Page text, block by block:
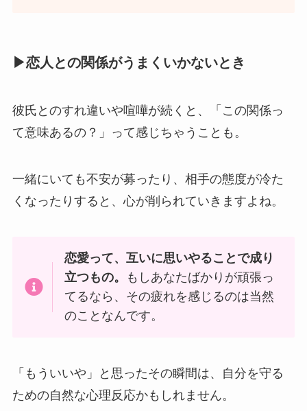
▶恋人との関係がうまくいかないとき
彼氏とのすれ違いや喧嘩が続くと、「この関係っ
て意味あるの？」って感じちゃうことも。
一緒にいても不安が募ったり、相手の態度が冷た
くなったりすると、心が削られていきますよね。
恋愛って、互いに思いやることで成り
立つもの。
もしあなたばかりが頑張っ
てるなら、その疲れを感じるのは当然
のことなんです。
「もういいや」と思ったその瞬間は、自分を守る
ための自然な心理反応かもしれません。